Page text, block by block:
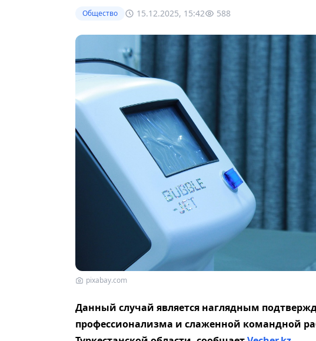
Общество 15.12.2025, 15:42 588
pixabay.com
Данный случай является наглядным
профессионализма и слаженной командной